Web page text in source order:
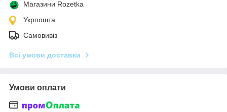
Магазини Rozetka
Укрпошта
Самовивіз
Всі умови доставки
Умови оплати